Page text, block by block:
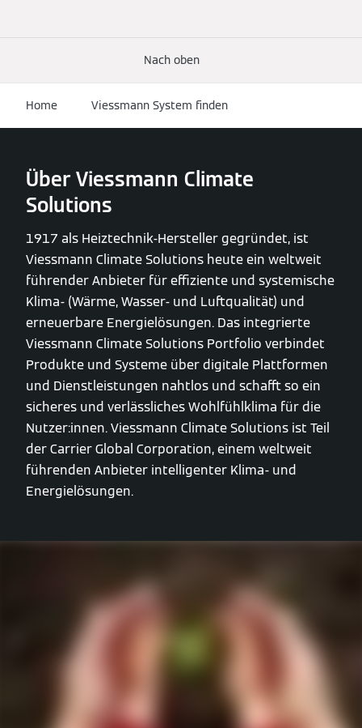
Nach oben
Home Viessmann System finden
Über Viessmann Climate
Solutions
1917 als Heiztechnik-Hersteller gegründet, ist
Viessmann Climate Solutions heute ein weltweit
führender Anbieter für effiziente und systemische
Klima- (Wärme, Wasser- und Luftqualität) und
erneuerbare Energielösungen. Das integrierte
Viessmann Climate Solutions Portfolio verbindet
Produkte und Systeme über digitale Plattformen
und Dienstleistungen nahtlos und schafft so ein
sicheres und verlässliches Wohlfühlklima für die
Nutzer:innen. Viessmann Climate Solutions ist Teil
der Carrier Global Corporation, einem weltweit
führenden Anbieter intelligenter Klima- und
Energielösungen.